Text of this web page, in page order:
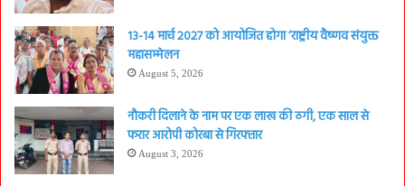
13-14 मार्च 2027 को आयोजित होगा ‘राष्ट्रीय वैष्णव संयुक्त
महासम्मेलन
August 5, 2026
नौकरी दिलाने के नाम पर एक लाख की ठगी, एक साल से
फरार आरोपी कोरबा से गिरफ्तार
August 3, 2026